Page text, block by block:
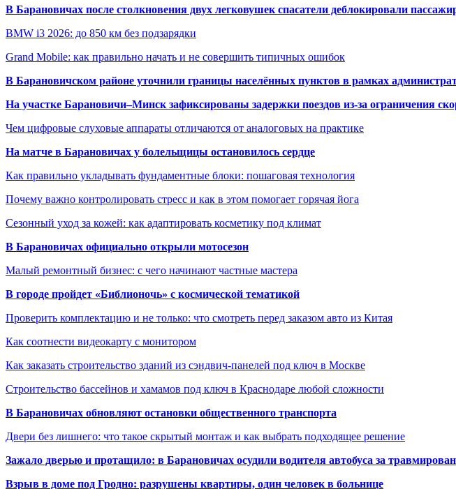
В Барановичах после столкновения двух легковушек спасатели деблокировали
BMW i3 2026: до 850 км без подзарядки
Grand Mobile: как правильно начать и не совершить типичных ошибок
В Барановичском районе уточнили границы населённых пунктов в рамках
На участке Барановичи–Минск зафиксированы задержки поездов из-за ограничения
Чем цифровые слуховые аппараты отличаются от аналоговых на практике
На матче в Барановичах у болельщицы остановилось сердце
Как правильно укладывать фундаментные блоки: пошаговая технология
Почему важно контролировать стресс и как в этом помогает горячая йога
Сезонный уход за кожей: как адаптировать косметику под климат
В Барановичах официально открыли мотосезон
Малый ремонтный бизнес: с чего начинают частные мастера
В городе пройдет «Библионочь» с космической тематикой
Проверить комплектацию и не только: что смотреть перед заказом авто из Китая
Как соотнести видеокарту с монитором
Как заказать строительство зданий из сэндвич-панелей под ключ в Москве
Строительство бассейнов и хамамов под ключ в Краснодаре любой сложности
В Барановичах обновляют остановки общественного транспорта
Двери без лишнего: что такое скрытый монтаж и как выбрать подходящее решение
Зажало дверью и протащило: в Барановичах осудили водителя автобуса за
Взрыв в доме под Гродно: разрушены квартиры, один человек в больнице